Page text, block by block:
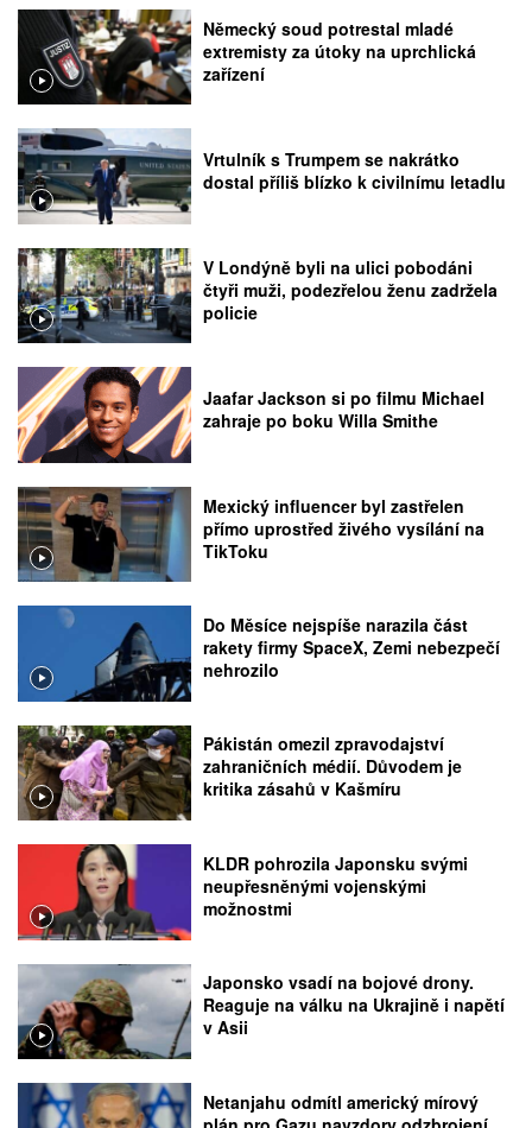
Německý soud potrestal mladé
extremisty za útoky na uprchlická
zařízení
Vrtulník s Trumpem se nakrátko
dostal příliš blízko k civilnímu letadlu
V Londýně byli na ulici pobodáni
čtyři muži, podezřelou ženu zadržela
policie
Jaafar Jackson si po filmu Michael
zahraje po boku Willa Smithe
Mexický influencer byl zastřelen
přímo uprostřed živého vysílání na
TikToku
Do Měsíce nejspíše narazila část
rakety firmy SpaceX, Zemi nebezpečí
nehrozilo
Pákistán omezil zpravodajství
zahraničních médií. Důvodem je
kritika zásahů v Kašmíru
KLDR pohrozila Japonsku svými
neupřesněnými vojenskými
možnostmi
Japonsko vsadí na bojové drony.
Reaguje na válku na Ukrajině i napětí
v Asii
Netanjahu odmítl americký mírový